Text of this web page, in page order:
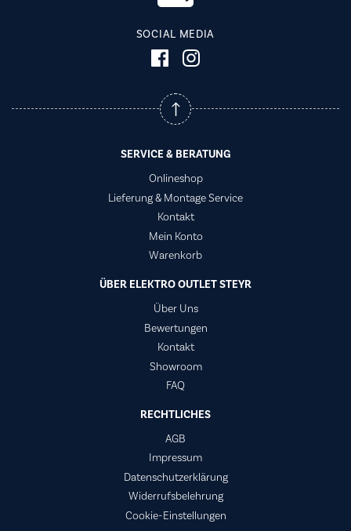
SOCIAL MEDIA
SERVICE & BERATUNG
Onlineshop
Lieferung & Montage Service
Kontakt
Mein Konto
Warenkorb
ÜBER ELEKTRO OUTLET STEYR
Über Uns
Bewertungen
Kontakt
Showroom
FAQ
RECHTLICHES
AGB
Impressum
Datenschutzerklärung
Widerrufsbelehrung
Cookie-Einstellungen